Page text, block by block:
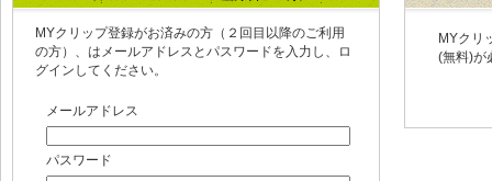
MYクリップ登録がお済みの方（２回目以降のご利用
の方）、はメールアドレスとパスワードを入力し、ロ
グインしてください。
メールアドレス
パスワード
MYクリ
(無料)が